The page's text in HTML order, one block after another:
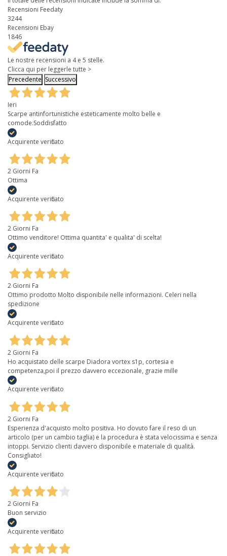
Recensioni Feedaty
3244
Recensioni Ebay
1846
Le nostre recensioni a 4 e 5 stelle.
Clicca qui per leggerle tutte >
Precedente Successivo
Ieri
Scarpe antinfortunistiche esteticamente molto belle e
comode.Soddisfatto
Acquirente verificato
2 Giorni Fa
Ottima
Acquirente verificato
2 Giorni Fa
Ottimo venditore! Ottima quantita' e qualita' di scelta!
Acquirente verificato
2 Giorni Fa
Ottimo prodotto Molto disponibile nelle informazioni. Celeri nella
spedizione
Acquirente verificato
2 Giorni Fa
Ho acquistato delle scarpe Diadora vortex s1p, cortesia e
competenza,poi il prezzo davvero eccezionale, grazie mille
Acquirente verificato
2 Giorni Fa
Esperienza d'acquisto molto positiva. Ho dovuto fare il reso di un
articolo (per un cambio taglia) e la procedura è stata velocissima e senza
intoppi. Servizio clienti davvero disponibile e materiale di qualità.
Consigliato!
Acquirente verificato
2 Giorni Fa
Buon servizio
Acquirente verificato